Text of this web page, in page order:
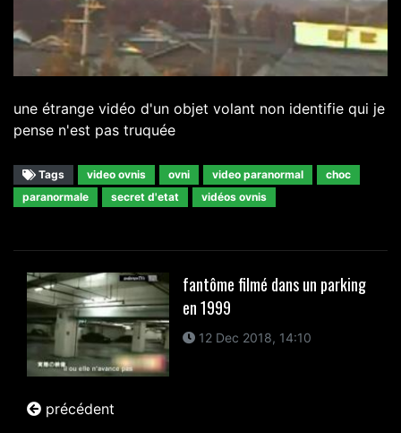
une étrange vidéo d'un objet volant non identifie qui je
pense n'est pas truquée
Tags video ovnis ovni video paranormal
choc
paranormale
secret d'etat vidéos ovnis
fantôme filmé dans un parking
en 1999
12 Dec 2018, 14:10
précédent